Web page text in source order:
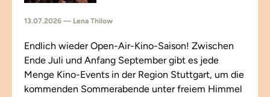
13.07.2026 — Lena Thilow
Endlich wieder Open-Air-Kino-Saison! Zwischen
Ende Juli und Anfang September gibt es jede
Menge Kino-Events in der Region Stuttgart, um die
kommenden Sommerabende unter freiem Himmel